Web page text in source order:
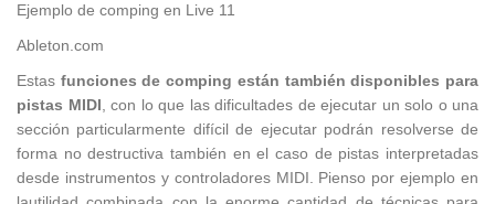
Ejemplo de comping en Live 11
Ableton.com
Estas funciones de comping están también disponibles para
pistas MIDI , con lo que las dificultades de ejecutar un solo o una
sección particularmente difícil de ejecutar podrán resolverse de
forma no destructiva también en el caso de pistas interpretadas
desde instrumentos y controladores MIDI. Pienso por ejemplo en